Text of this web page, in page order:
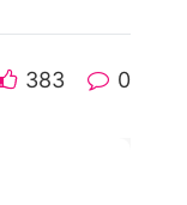
383 0